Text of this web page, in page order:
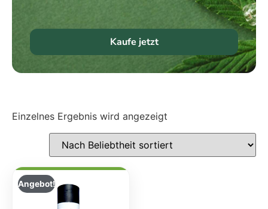
Kaufe jetzt
Einzelnes Ergebnis wird angezeigt
Angebot!